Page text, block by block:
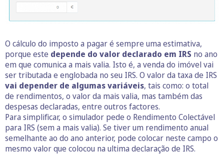
O cálculo do imposto a pagar é sempre uma estimativa,
porque este depende do valor declarado em IRS no ano
em que comunica a mais valia. Isto é, a venda do imóvel vai
ser tributada e englobada no seu IRS. O valor da taxa de IRS
vai depender de algumas variáveis, tais como: o total
de rendimentos, o valor da mais valia, mas também das
despesas declaradas, entre outros factores.
Para simplificar, o simulador pede o Rendimento Colectável
para IRS (sem a mais valia). Se tiver um rendimento anual
semelhante ao do ano anterior, pode colocar neste campo o
mesmo valor que colocou na ultima declaração de IRS.